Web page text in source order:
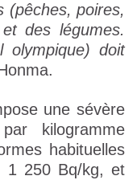
(pêches, poires,
des légumes.
olympique) doit
une sévère
kilogramme
habituelles
1 250 Bq/kg, et